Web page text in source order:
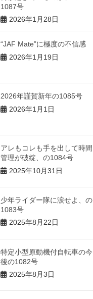
1087号
2026年1月28日
“JAF Mate”に極度の不信感
2026年1月19日
2026年謹賀新年の1085号
2026年1月1日
アレもコレも手を出して時間
管理が破綻、の1084号
2025年10月31日
少年ライダー隊に涙せよ、の
1083号
2025年8月22日
特定小型原動機付自転車の今
後の1082号
2025年8月3日